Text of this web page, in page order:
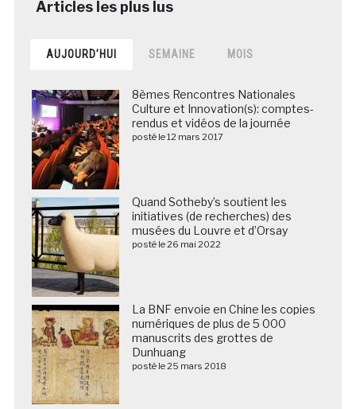
AUJOURD’HUI SEMAINE MOIS
8èmes Rencontres Nationales
Culture et Innovation(s): comptes-
rendus et vidéos de la journée
posté le 12 mars 2017
Quand Sotheby’s soutient les
initiatives (de recherches) des
musées du Louvre et d’Orsay
posté le 26 mai 2022
La BNF envoie en Chine les copies
numériques de plus de 5 000
manuscrits des grottes de
Dunhuang
posté le 25 mars 2018